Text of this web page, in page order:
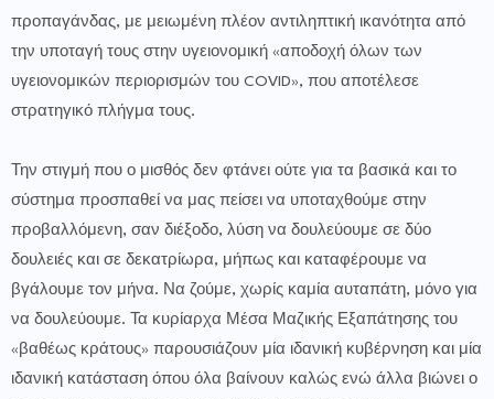
προπαγάνδας, με μειωμένη πλέον αντιληπτική ικανότητα από
την υποταγή τους στην υγειονομική «αποδοχή όλων των
υγειονομικών περιορισμών του COVID», που αποτέλεσε
στρατηγικό πλήγμα τους.
Την στιγμή που ο μισθός δεν φτάνει ούτε για τα βασικά και το
σύστημα προσπαθεί να μας πείσει να υποταχθούμε στην
προβαλλόμενη, σαν διέξοδο, λύση να δουλεύουμε σε δύο
δουλειές και σε δεκατρίωρα, μήπως και καταφέρουμε να
βγάλουμε τον μήνα. Να ζούμε, χωρίς καμία αυταπάτη, μόνο για
να δουλεύουμε. Τα κυρίαρχα Μέσα Μαζικής Εξαπάτησης του
«βαθέως κράτους» παρουσιάζουν μία ιδανική κυβέρνηση και μία
ιδανική κατάσταση όπου όλα βαίνουν καλώς ενώ άλλα βιώνει ο